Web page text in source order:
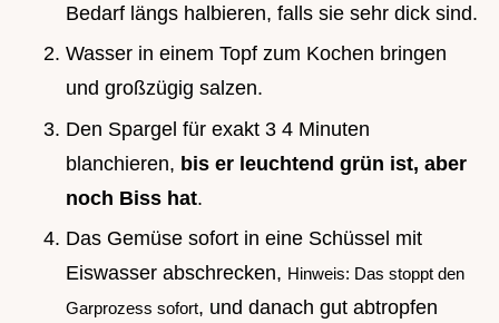
Bedarf längs halbieren, falls sie sehr dick sind.
Wasser in einem Topf zum Kochen bringen
und großzügig salzen.
Den Spargel für exakt 3 4 Minuten
blanchieren, bis er leuchtend grün ist, aber
noch Biss hat.
Das Gemüse sofort in eine Schüssel mit
Eiswasser abschrecken, Hinweis: Das stoppt den
Garprozess sofort, und danach gut abtropfen